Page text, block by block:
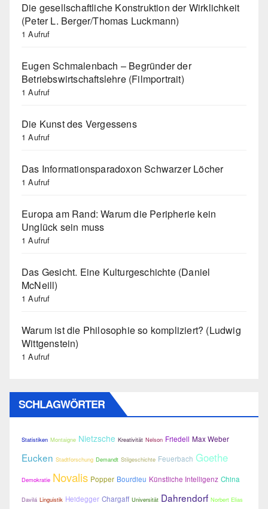
Die gesellschaftliche Konstruktion der Wirklichkeit
(Peter L. Berger/Thomas Luckmann)
1 Aufruf
Eugen Schmalenbach – Begründer der
Betriebswirtschaftslehre (Filmportrait)
1 Aufruf
Die Kunst des Vergessens
1 Aufruf
Das Informationsparadoxon Schwarzer Löcher
1 Aufruf
Europa am Rand: Warum die Peripherie kein
Unglück sein muss
1 Aufruf
Das Gesicht. Eine Kulturgeschichte (Daniel
McNeill)
1 Aufruf
Warum ist die Philosophie so kompliziert? (Ludwig
Wittgenstein)
1 Aufruf
SCHLAGWÖRTER
Statistiken Montaigne Nietzsche Kreativität Nelson Friedell Max Weber
Eucken Stadtforschung Demandt Stilgeschichte Feuerbach Goethe
Demokratie Novalis Popper Bourdieu Künstliche Intelligenz China
Davilá Linguistik Heidegger Chargaff Universität Dahrendorf Norbert Elias